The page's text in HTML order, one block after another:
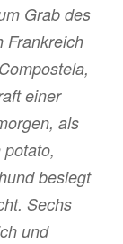
Grab des
Frankreich
einer
als
besiegt
Sechs
und